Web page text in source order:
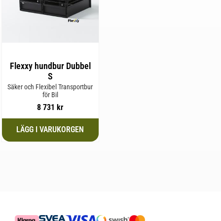
Flexxy hundbur Dubbel
S
Säker och Flexibel Transportbur
för Bil
8 731 kr